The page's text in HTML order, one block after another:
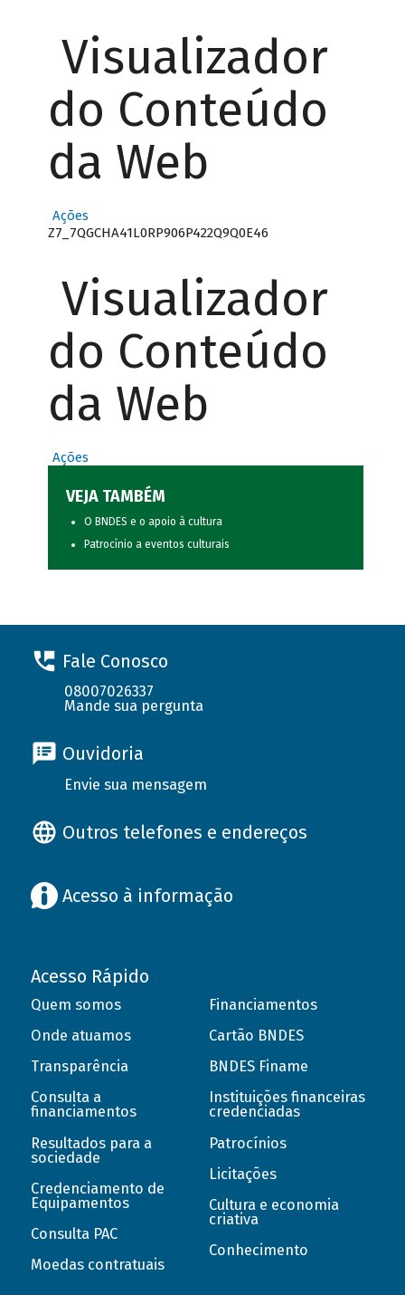
Visualizador
do Conteúdo
da Web
Ações
Z7_7QGCHA41L0RP906P422Q9Q0E46
Visualizador
do Conteúdo
da Web
Ações
VEJA TAMBÉM
O BNDES e o apoio à cultura
Patrocínio a eventos culturais
Fale Conosco
08007026337
Mande sua pergunta
Ouvidoria
Envie sua mensagem
Outros telefones e endereços
Acesso à informação
Acesso Rápido
Quem somos
Onde atuamos
Transparência
Consulta a
financiamentos
Resultados para a
sociedade
Credenciamento de
Equipamentos
Consulta PAC
Moedas contratuais
Financiamentos
Cartão BNDES
BNDES Finame
Instituições financeiras
credenciadas
Patrocínios
Licitações
Cultura e economia
criativa
Conhecimento